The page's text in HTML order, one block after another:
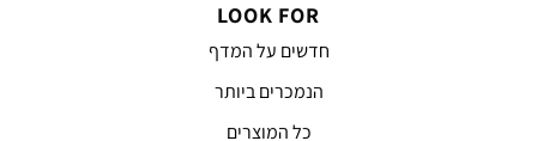
LOOK FOR
חדשים על המדף
הנמכרים ביותר
כל המוצרים